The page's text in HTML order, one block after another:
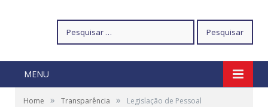
por:
MENU
Home » Transparência » Legislação de Pessoal